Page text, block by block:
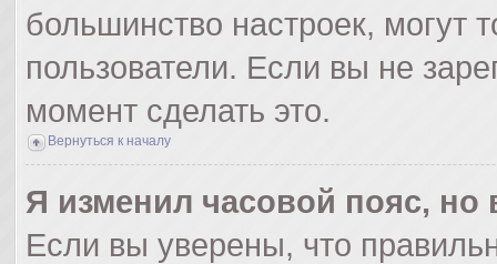
большинство настроек, могут
пользователи. Если вы не
момент сделать это.
Вернуться к началу
Я изменил часовой пояс,
Если вы уверены, что